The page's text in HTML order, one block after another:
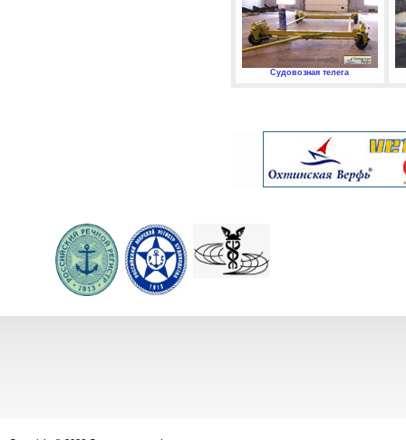
Судовозная телега